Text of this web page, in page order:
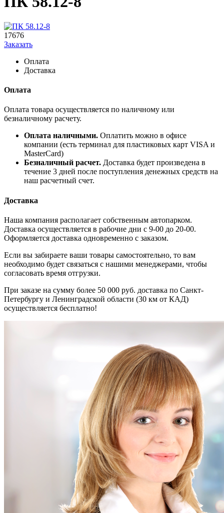
17676
Заказать
Оплата
Доставка
Оплата
Оплата товара осуществляется по наличному или
безналичному расчету.
Оплата наличными. Оплатить можно в офисе
компании (есть терминал для пластиковых карт VISA и
MasterCard)
Безналичный расчет. Доставка будет произведена в
течение 3 дней после поступления денежных средств на
наш расчетный счет.
Доставка
Наша компания располагает собственным автопарком.
Доставка осуществляется в рабочие дни с 9-00 до 20-00.
Оформляется доставка одновременно с заказом.
Если вы забираете ваши товары самостоятельно, то вам
необходимо будет связаться с нашими менеджерами, чтобы
согласовать время отгрузки.
При заказе на сумму более 50 000 руб. доставка по Санкт-
Петербургу и Ленинградской области (30 км от КАД)
осуществляется бесплатно!